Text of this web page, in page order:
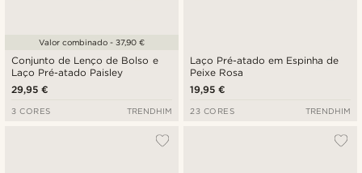
Conjunto de Lenço de Bolso e
Laço Pré-atado Paisley
29,95 €
Valor combinado - 37,90 €
3 CORES TRENDHIM
Laço Pré-atado em Espinha de
Peixe Rosa
19,95 €
23 CORES TRENDHIM